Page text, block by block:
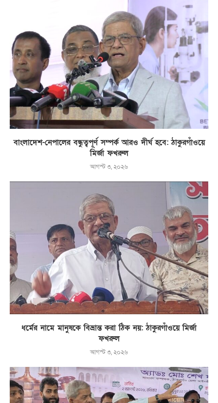
বাংলাদেশ-নেপালের বন্ধুত্বপূর্ণ সম্পর্ক আরও দীর্ঘ হবে: ঠাকুরগাঁওয়ে
মির্জা ফখরুল
আগস্ট ৩, ২০২৬
ধর্মের নামে মানুষকে বিভ্রান্ত করা ঠিক নয়: ঠাকুরগাঁওয়ে মির্জা
ফখরুল
আগস্ট ৩, ২০২৬